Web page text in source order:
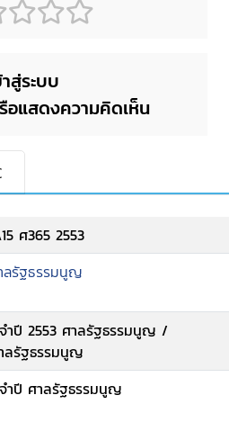
าสู่ระบบ
อแสดงความคิดเห็น
ศ365 2553
ลรัฐธรรมนูญ
จำปี 2553 ศาลรัฐธรรมนูญ /
ลรัฐธรรมนูญ
ำปี ศาลรัฐธรรมนูญ